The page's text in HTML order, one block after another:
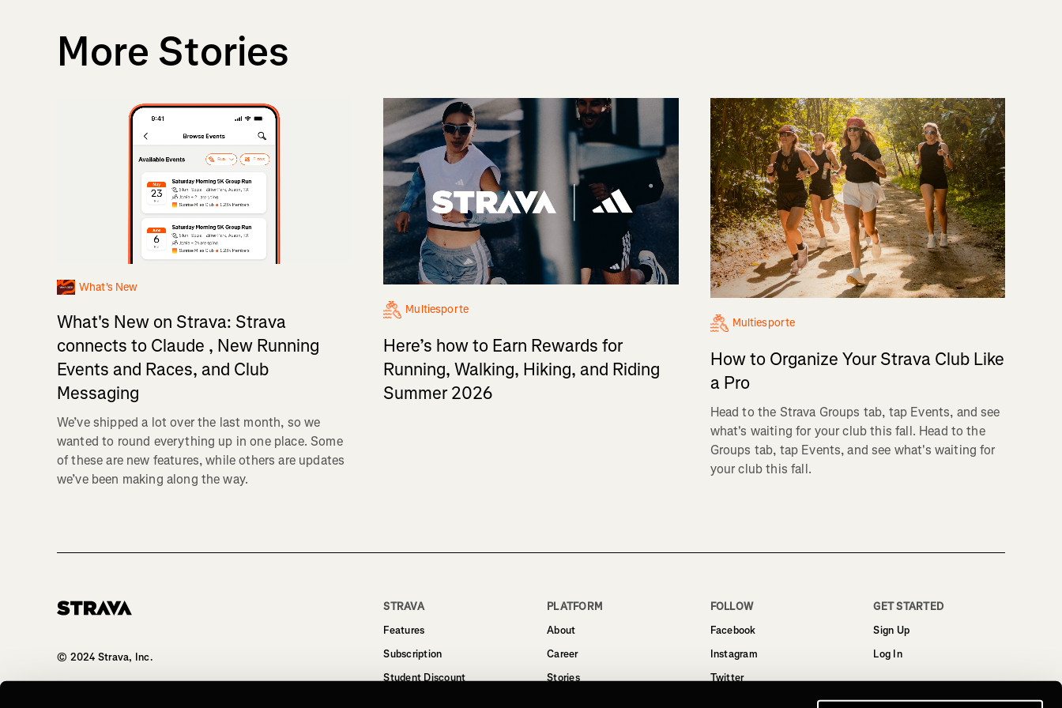
More Stories
What's New
What's New on Strava: Strava
connects to Claude , New Running
Events and Races, and Club
Messaging
We’ve shipped a lot over the last month, so we
wanted to round everything up in one place. Some
of these are new features, while others are updates
we’ve been making along the way.
Multiesporte
Here’s how to Earn Rewards for
Running, Walking, Hiking, and Riding
Summer 2026
Multiesporte
How to Organize Your Strava Club Like
a Pro
Head to the Strava Groups tab, tap Events, and see
what's waiting for your club this fall. Head to the
Groups tab, tap Events, and see what's waiting for
your club this fall.
© 2024 Strava, Inc.
STRAVA
Features
Subscription
Student Discount
PLATFORM
About
Career
Stories
FOLLOW
Facebook
Instagram
Twitter
GET STARTED
Sign Up
Log In